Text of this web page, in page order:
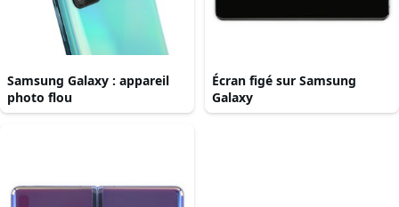
Samsung Galaxy : appareil
photo flou
Écran figé sur Samsung
Galaxy